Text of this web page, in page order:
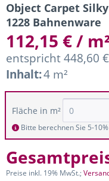
Object Carpet
1228 Bahnenware
112,15 € /
entspricht 448,60
Inhalt:4 m²
Fläche in m²
Bitte berechnen Sie 5-
Preise inkl. 19% MwSt.;